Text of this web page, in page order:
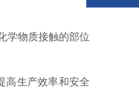
学物质接触的部位
高生产效率和安全